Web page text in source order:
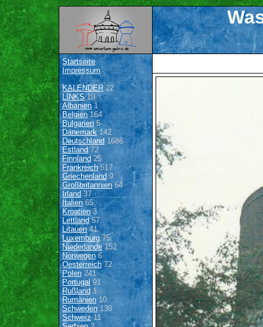
Startseite
Impressum
KALENDER22
LINKS10
Albanien1
Belgien164
Bulgarien 5
Dänemark142
Deutschland 1686
Estland 72
Finnland 25
Frankreich517
Griechenland9
Großbritannien64
Irland 37
Italien65
Kroatien3
Lettland57
Litauen41
Luxemburg 75
Niederlande152
Norwegen6
Oesterreich72
Polen 241
Portugal91
Rußland 1
Rumänien10
Schweden 130
Schweiz11